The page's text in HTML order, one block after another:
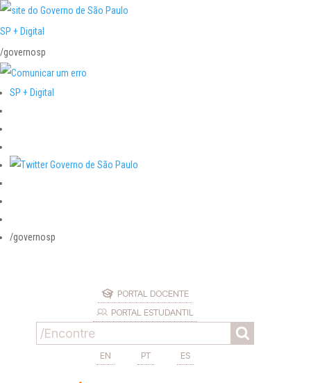
SP + Digital
/governosp
SP + Digital
/governosp
PORTAL DOCENTE
PORTAL ESTUDANTIL
EN PT ES